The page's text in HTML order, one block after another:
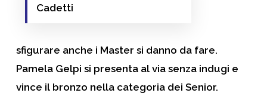
Cadetti
sfigurare anche i Master si danno da fare.
Pamela Gelpi si presenta al via senza indugi e
vince il bronzo nella categoria dei Senior.